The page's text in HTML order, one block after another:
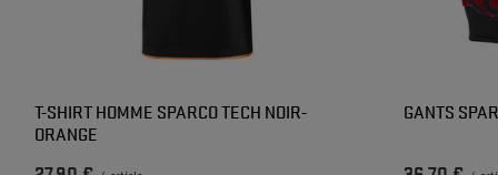
T-SHIRT HOMME SPARCO TECH NOIR-
ORANGE
GANTS